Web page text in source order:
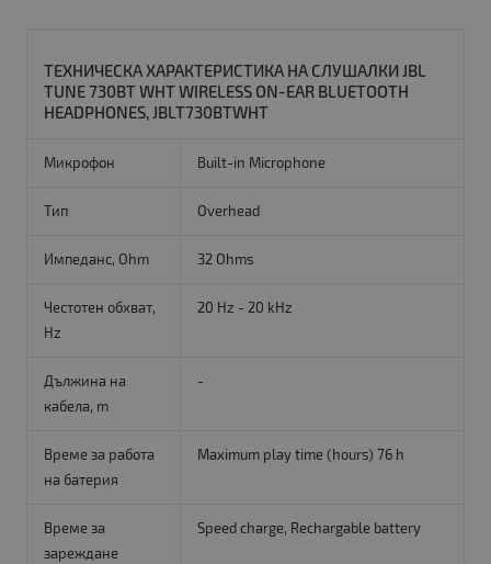
ТЕХНИЧЕСКА ХАРАКТЕРИСТИКА НА СЛУШАЛКИ JBL
TUNE 730BT WHT WIRELESS ON-EAR BLUETOOTH
HEADPHONES, JBLT730BTWHT
Микрофон Built-in Microphone
Тип Overhead
Импеданс, Ohm 32 Ohms
Честотен обхват,
Hz
20 Hz - 20 kHz
Дължина на
кабела, m
-
Време за работа
на батерия
Maximum play time (hours) 76 h
Време за
зареждане
Speed charge, Rechargable battery